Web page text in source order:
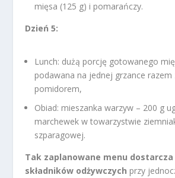
mięsa (125 g) i pomarańczy.
Dzień 5:
Lunch: dużą porcję gotowanego
podawana na jednej grzance razem
pomidorem,
Obiad: mieszanka warzyw – 200 g
marchewek w towarzystwie
szparagowej.
Tak zaplanowane menu dostarcza
składników odżywczych przy